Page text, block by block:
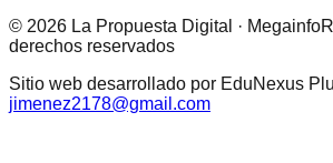
© 2026 La Propuesta Digital ·
derechos reservados
Sitio web desarrollado por EduNexus
jimenez2178@gmail.com